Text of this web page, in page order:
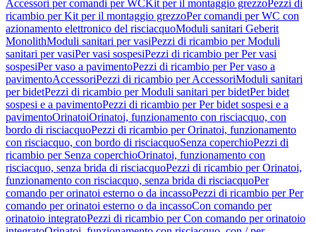
Accessori per comandi per WCKit per il montaggio grezzoPezzi di
ricambio per Kit per il montaggio grezzoPer comandi per WC con
azionamento elettronico del risciacquoModuli sanitari Geberit
MonolithModuli sanitari per vasiPezzi di ricambio per Moduli
sanitari per vasiPer vasi sospesiPezzi di ricambio per Per vasi
sospesiPer vaso a pavimentoPezzi di ricambio per Per vaso a
pavimentoAccessoriPezzi di ricambio per AccessoriModuli sanitari
per bidetPezzi di ricambio per Moduli sanitari per bidetPer bidet
sospesi e a pavimentoPezzi di ricambio per Per bidet sospesi e a
pavimentoOrinatoiOrinatoi, funzionamento con risciacquo, con
bordo di risciacquoPezzi di ricambio per Orinatoi, funzionamento
con risciacquo, con bordo di risciacquoSenza coperchioPezzi di
ricambio per Senza coperchioOrinatoi, funzionamento con
risciacquo, senza brida di risciacquoPezzi di ricambio per Orinatoi,
funzionamento con risciacquo, senza brida di risciacquoPer
comando per orinatoi esterno o da incassoPezzi di ricambio per Per
comando per orinatoi esterno o da incassoCon comando per
orinatoio integratoPezzi di ricambio per Con comando per orinatoio